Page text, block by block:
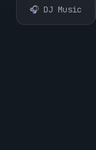
🎧 DJ Music